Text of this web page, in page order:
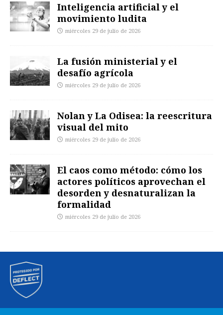
Inteligencia artificial y el
movimiento ludita
miércoles 29 de julio de 2026
La fusión ministerial y el
desafío agrícola
miércoles 29 de julio de 2026
Nolan y La Odisea: la reescritura
visual del mito
miércoles 29 de julio de 2026
El caos como método: cómo los
actores políticos aprovechan el
desorden y desnaturalizan la
formalidad
miércoles 29 de julio de 2026